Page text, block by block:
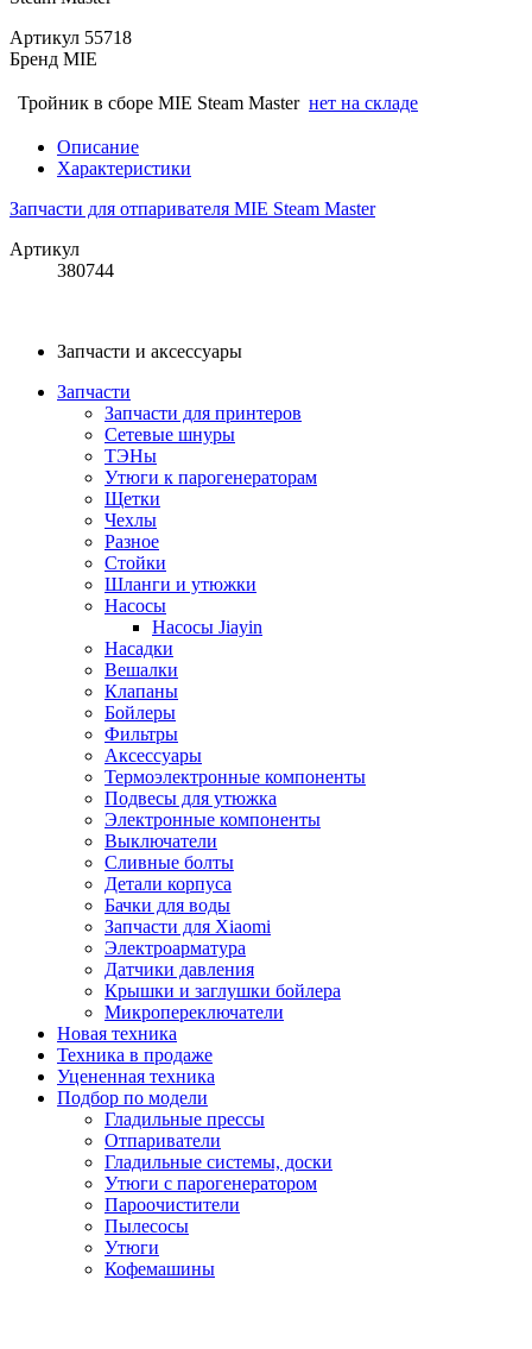
Артикул 55718
Бренд MIE
Тройник в сборе MIE Steam Master нет на складе
Описание
Характеристики
Запчасти для отпаривателя MIE Steam Master
Артикул
380744
Запчасти и аксессуары
Запчасти
Запчасти для принтеров
Сетевые шнуры
ТЭНы
Утюги к парогенераторам
Щетки
Чехлы
Разное
Стойки
Шланги и утюжки
Насосы
Насосы Jiayin
Насадки
Вешалки
Клапаны
Бойлеры
Фильтры
Аксессуары
Термоэлектронные компоненты
Подвесы для утюжка
Электронные компоненты
Выключатели
Сливные болты
Детали корпуса
Бачки для воды
Запчасти для Xiaomi
Электроарматура
Датчики давления
Крышки и заглушки бойлера
Микропереключатели
Новая техника
Техника в продаже
Уцененная техника
Подбор по модели
Гладильные прессы
Отпариватели
Гладильные системы, доски
Утюги с парогенератором
Пароочистители
Пылесосы
Утюги
Кофемашины